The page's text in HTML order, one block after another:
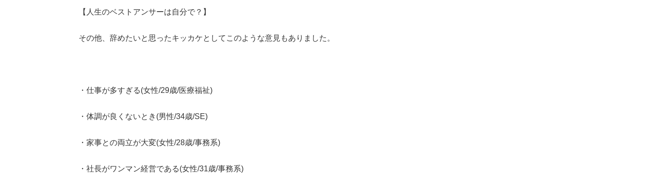
【人生のベストアンサーは自分で？】
その他、辞めたいと思ったキッカケとしてこのような意見もありました。
・仕事が多すぎる(女性/29歳/医療福祉)
・体調が良くないとき(男性/34歳/SE)
・家事との両立が大変(女性/28歳/事務系)
・社長がワンマン経営である(女性/31歳/事務系)